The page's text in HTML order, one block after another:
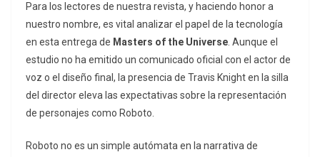
Para los lectores de nuestra revista, y haciendo honor a
nuestro nombre, es vital analizar el papel de la tecnología
en esta entrega de Masters of the Universe . Aunque el
estudio no ha emitido un comunicado oficial con el actor de
voz o el diseño final, la presencia de Travis Knight en la silla
del director eleva las expectativas sobre la representación
de personajes como Roboto.
Roboto no es un simple autómata en la narrativa de